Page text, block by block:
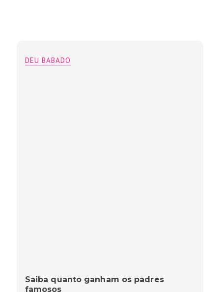
DEU BABADO
Saiba quanto ganham os padres
famosos